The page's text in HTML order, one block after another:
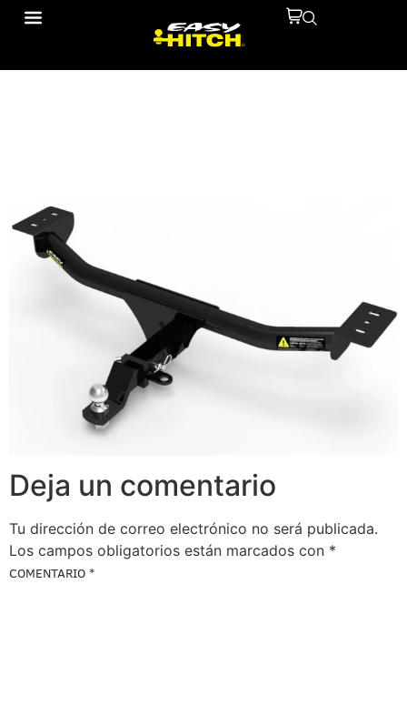
10112906
Deja un comentario
Tu dirección de correo electrónico no será publicada.
Los campos obligatorios están marcados con *
COMENTARIO *